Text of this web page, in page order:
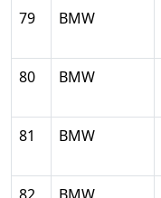
79 BMW
80 BMW
81 BMW